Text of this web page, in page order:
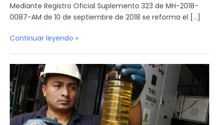
Mediante Registro Oficial Suplemento 323 de MH-2018-
0087-AM de 10 de septiembre de 2018 se reforma el […]
Continuar leyendo »